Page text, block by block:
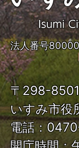
す
み
市
ISUMI
City
法人番号
〒298-
いすみ市役
電話：